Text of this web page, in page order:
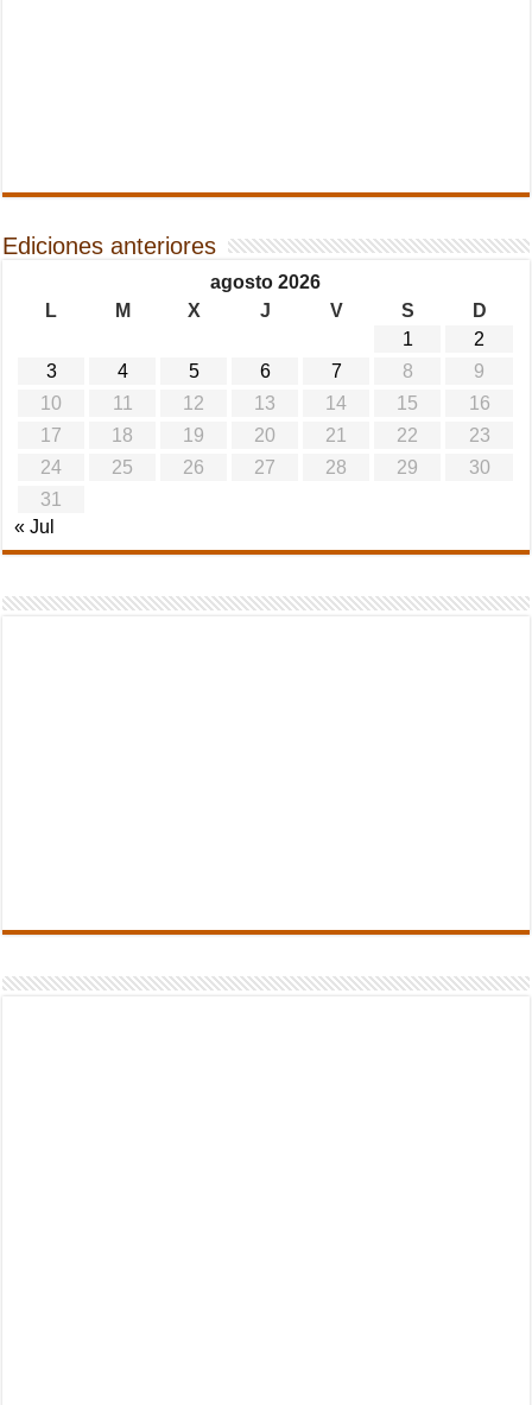
Ediciones anteriores
agosto 2026
L
M X J V S
D
1
2
3
4 5 6 7 8
9
10
11 12 13 14 15
16
17
18 19 20 21 22
23
24
25 26 27 28 29
30
31
« Jul